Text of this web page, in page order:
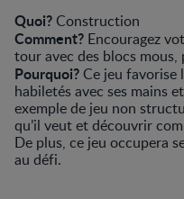
Quoi? Construction
Comment? Encouragez
tour avec des blocs mous,
Pourquoi? Ce jeu favorise
habiletés avec ses mains
exemple de jeu non
qu’il veut et découvrir
De plus, ce jeu occupera
au défi.